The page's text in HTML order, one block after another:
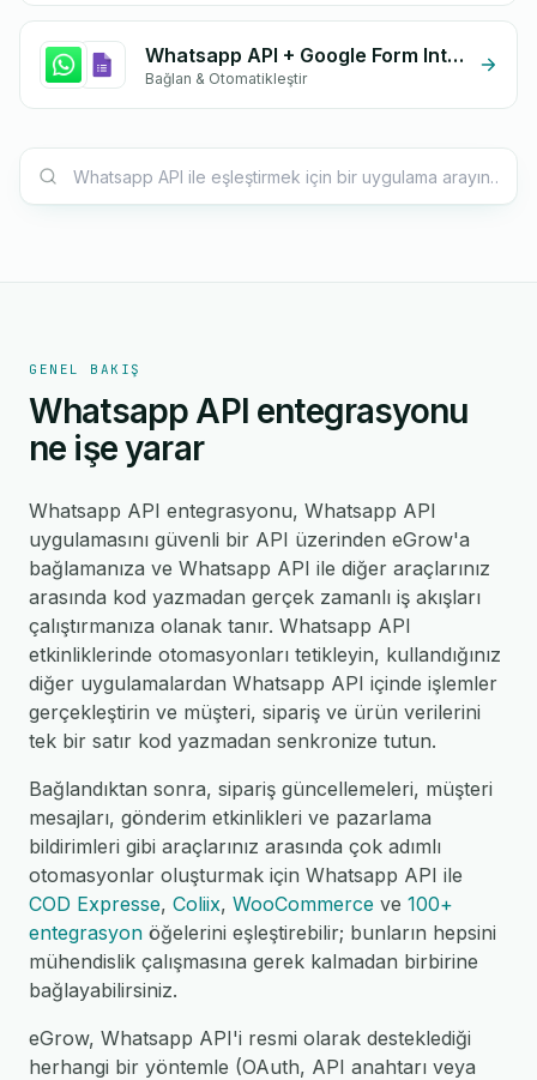
Whatsapp API + Google Form Integration
Bağlan & Otomatikleştir
GENEL BAKIŞ
Whatsapp API entegrasyonu
ne işe yarar
Whatsapp API entegrasyonu, Whatsapp API
uygulamasını güvenli bir API üzerinden eGrow'a
bağlamanıza ve Whatsapp API ile diğer araçlarınız
arasında kod yazmadan gerçek zamanlı iş akışları
çalıştırmanıza olanak tanır. Whatsapp API
etkinliklerinde otomasyonları tetikleyin, kullandığınız
diğer uygulamalardan Whatsapp API içinde işlemler
gerçekleştirin ve müşteri, sipariş ve ürün verilerini
tek bir satır kod yazmadan senkronize tutun.
Bağlandıktan sonra, sipariş güncellemeleri, müşteri
mesajları, gönderim etkinlikleri ve pazarlama
bildirimleri gibi araçlarınız arasında çok adımlı
otomasyonlar oluşturmak için Whatsapp API ile
COD Expresse, Coliix, WooCommerce ve 100+
entegrasyon öğelerini eşleştirebilir; bunların hepsini
mühendislik çalışmasına gerek kalmadan birbirine
bağlayabilirsiniz.
eGrow, Whatsapp API'i resmi olarak desteklediği
herhangi bir yöntemle (OAuth, API anahtarı veya